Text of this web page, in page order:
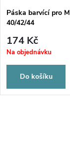
Páska barvící pro
40/42/44
174 Kč
Na objednávku
Do košíku